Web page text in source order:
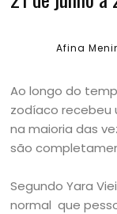
Afina
Ao longo do
zodíaco recebeu
na maioria das
são
Segundo Yara
normal que